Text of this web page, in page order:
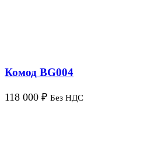
Комод BG004
118 000 ₽ Без НДС